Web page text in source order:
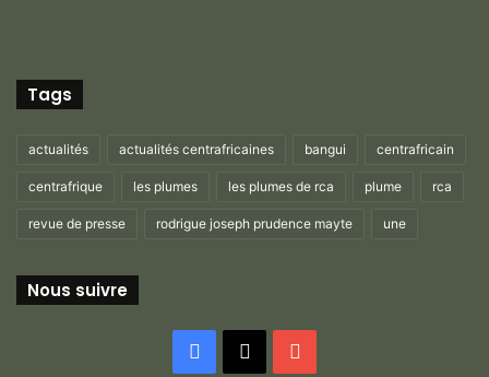
Tags
actualités actualités centrafricaines bangui centrafricain
centrafrique les plumes les plumes de rca plume rca
revue de presse rodrigue joseph prudence mayte une
Nous suivre
Facebook